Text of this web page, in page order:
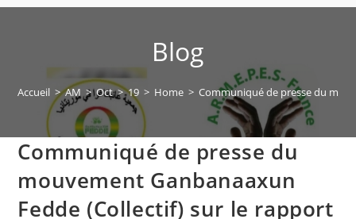
Blog
Accueil > AM > Oct > 19 > Home > Communiqué de presse du
Communiqué de presse du
mouvement Ganbanaaxun
Fedde (Collectif) sur le rapport